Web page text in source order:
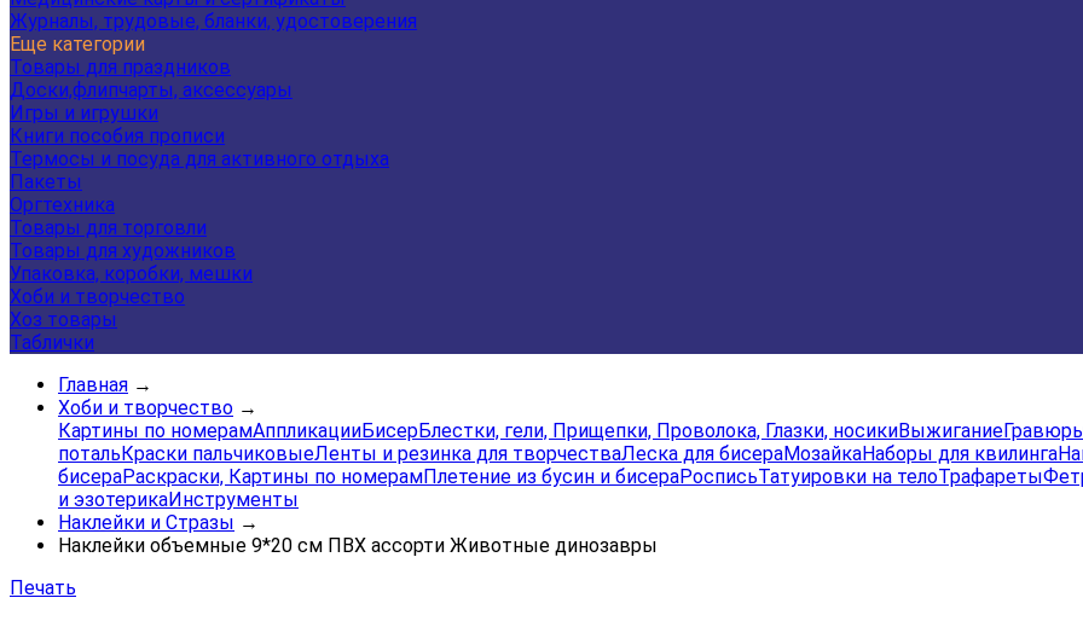
Журналы, трудовые, бланки, удостоверения
Еще категории
Товары для праздников
Доски,флипчарты, аксессуары
Игры и игрушки
Книги пособия прописи
Термосы и посуда для активного отдыха
Пакеты
Оргтехника
Товары для торговли
Товары для художников
Упаковка, коробки, мешки
Хоби и творчество
Хоз товары
Таблички
Главная →
Хоби и творчество →
Картины по номерамАппликацииБисерБлестки, гели, Прищепки, Проволока, Глазки, носикиВыжигание
потальКраски пальчиковыеЛенты и резинка для творчестваЛеска для бисераМозайкаНаборы для квилинга
бисераРаскраски, Картины по номерамПлетение из бусин и бисераРосписьТатуировки на телоТрафареты
и эзотерикаИнструменты
Наклейки и Стразы →
Наклейки объемные 9*20 см ПВХ ассорти Животные динозавры
Печать